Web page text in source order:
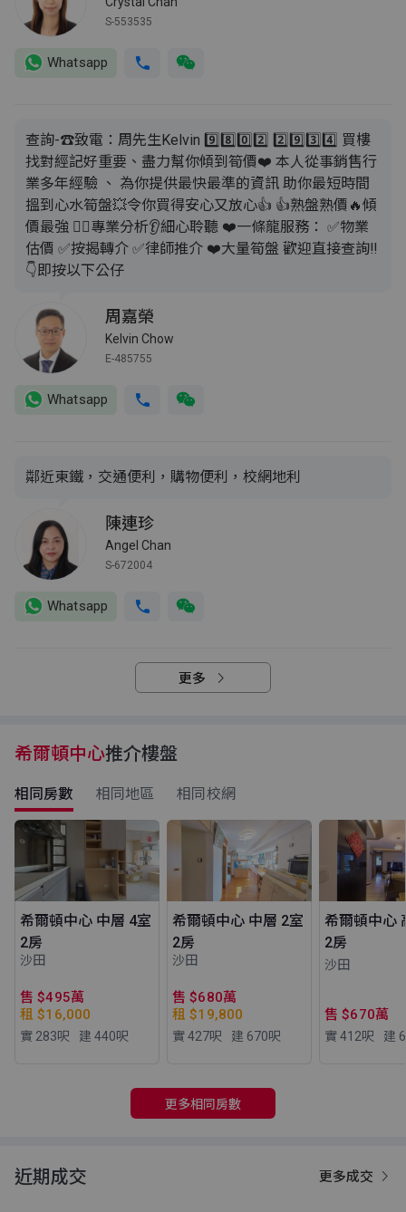
S-553535
Whatsapp
查詢-☎致電：周先生Kelvin 9️⃣8️⃣0️⃣2️⃣ 2️⃣9️⃣3️⃣4️⃣ 買樓
找對經記好重要、盡力幫你傾到筍價❤️ 本人從事銷售行
業多年經驗 、 為你提供最快最準的資訊 助你最短時間
搵到心水筍盤💥令你買得安心又放心👍 👍熟盤熟價🔥傾
價最強 💁‍♂️專業分析👂細心聆聽 ❤️一條龍服務： ✅️物業
估價 ✅️按揭轉介 ✅️律師推介 ❤️大量筍盤 歡迎直接查詢‼️
👇即按以下公仔
周嘉榮
Kelvin Chow
E-485755
Whatsapp
鄰近東鐵，交通便利，購物便利，校網地利
陳連珍
Angel Chan
S-672004
Whatsapp
更多
希爾頓中心推介樓盤
相同房數 相同地區 相同校網
希爾頓中心 中層 4室
2房
沙田
售 $495萬
租 $16,000
實 283呎 建 440呎
希爾頓中心 中層 2室
2房
沙田
售 $680萬
租 $19,800
實 427呎 建 670呎
希爾頓中心
2房
沙田
售 $670萬
實 412呎 建
更多相同房數
近期成交 更多成交